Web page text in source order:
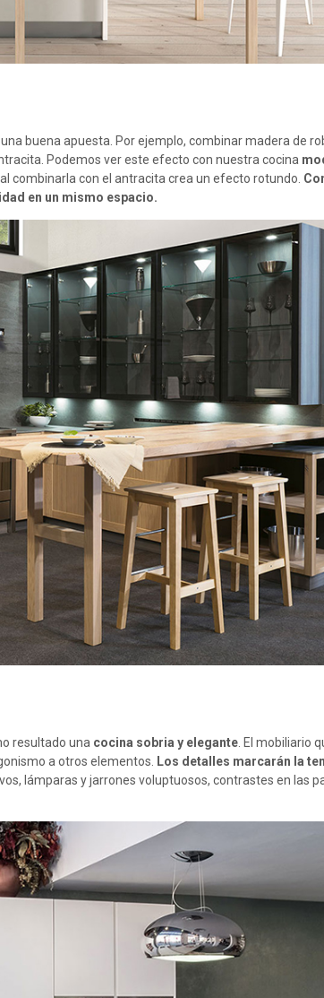
buena apuesta. Por ejemplo, combinar madera de
Podemos ver este efecto con nuestra cocina
combinarla con el antracita crea un efecto rotundo.
en un mismo espacio.
resultado una cocina sobria y elegante . El mobiliario
a otros elementos.
Los detalles marcarán la
lámparas y jarrones voluptuosos, contrastes en las